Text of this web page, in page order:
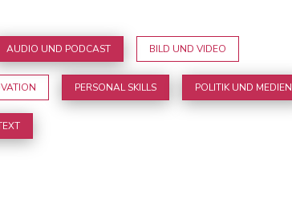
AUDIO UND PODCAST BILD UND VIDEO
PERSONAL SKILLS POLITIK UND MEDIEN